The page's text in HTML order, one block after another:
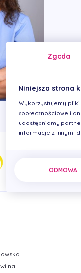
Zgoda
Niniejsza strona
Wykorzystujemy
społecznościowe i
udostępniamy
informacje z innymi
ODMOWA